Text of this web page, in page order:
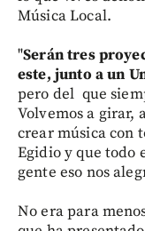
Música Local.
"Serán tres
este, junto a un
pero del que
Volvemos a girar,
crear música con
Egidio y que todo
gente eso nos
No era para